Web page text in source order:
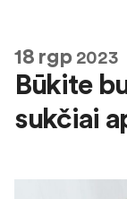
18rgp 2023
Būkite
sukčiai